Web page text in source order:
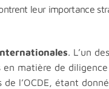
leur importance
. L’un
matière de
l’OCDE, étant